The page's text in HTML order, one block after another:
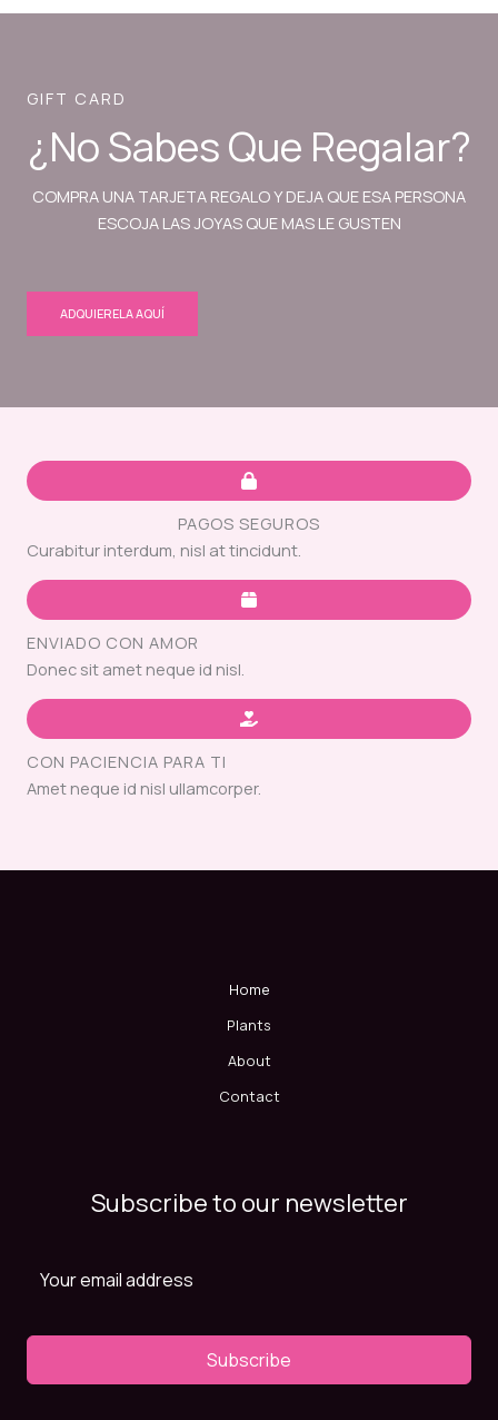
GIFT CARD
¿No Sabes Que Regalar?
COMPRA UNA TARJETA REGALO Y DEJA QUE ESA PERSONA
ESCOJA LAS JOYAS QUE MAS LE GUSTEN
ADQUIERELA AQUÍ
PAGOS SEGUROS
Curabitur interdum, nisl at tincidunt.
ENVIADO CON AMOR
Donec sit amet neque id nisl.
CON PACIENCIA PARA TI
Amet neque id nisl ullamcorper.
Home
Plants
About
Contact
Subscribe to our newsletter
Subscribe